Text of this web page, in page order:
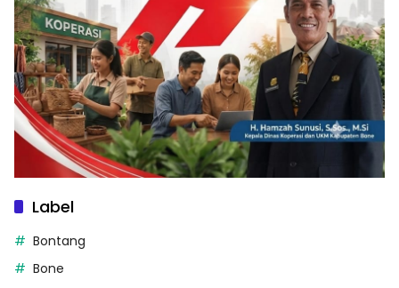
Label
Bontang
Bone